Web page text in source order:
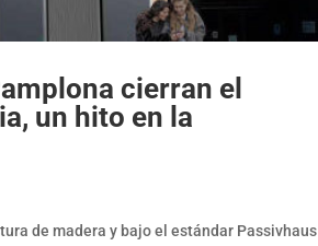
cierran el
un hito en la
de madera y bajo el estándar Passivhaus